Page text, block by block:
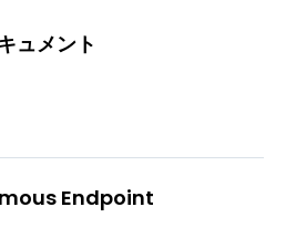
ュメント
Endpoint